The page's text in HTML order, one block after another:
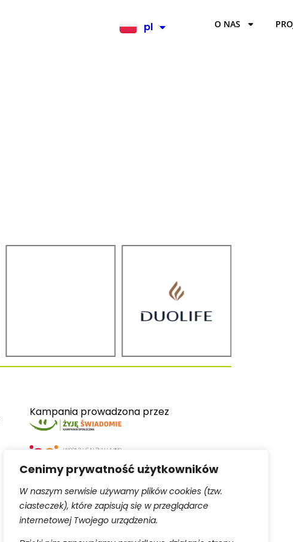
Cenimy prywatność użytkowników
W naszym serwisie używamy plików cookies (tzw.
ciasteczek), które zapisują się w przeglądarce
internetowej Twojego urządzenia.
pl
en O NAS
Kampania prowadzona przez
Serwis obsługiwany przez